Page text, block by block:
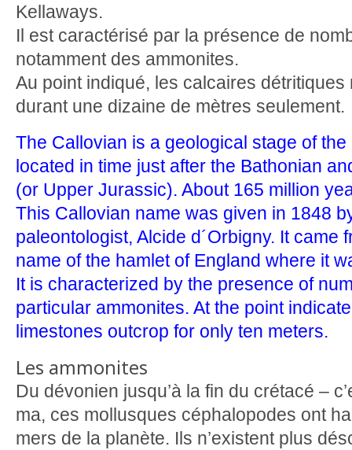
Kellaways.
Il est caractérisé par la présence de
notamment des ammonites.
Au point indiqué, les calcaires
durant une dizaine de mètres seulement.
The Callovian is a geological stage of
located in time just after the Bathonian
(or Upper Jurassic). About 165 million
This Callovian name was given in 1848
paleontologist, Alcide d´Orbigny. It came
name of the hamlet of England where it
It is characterized by the presence of
particular ammonites. At the point
limestones outcrop for only ten meters.
Les ammonites
Du dévonien jusqu’à la fin du crétacé –
ma, ces mollusques céphalopodes ont
mers de la planète. Ils n’existent plus